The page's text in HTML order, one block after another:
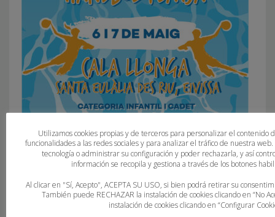
marxa!Utilizamos cookies propias y de terceros para personalizar el contenido
funcionalidades a las redes sociales y para analizar el tráfico de nuestra
tecnología o administrar su configuración y poder rechazarla, y así
información se recopila y gestiona a través de los botones
Al clicar en "Sí, Acepto", ACEPTA SU USO, si bien podrá retirar su
También puede RECHAZAR la instalación de cookies clicando en “No
instalación de cookies clicando en “Configurar